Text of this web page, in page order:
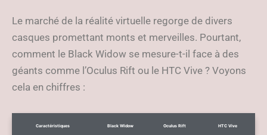
Le marché de la réalité virtuelle regorge de divers
casques promettant monts et merveilles. Pourtant,
comment le Black Widow se mesure-t-il face à des
géants comme l’Oculus Rift ou le HTC Vive ? Voyons
cela en chiffres :
Caractéristiques Black Widow Oculus Rift HTC Vive